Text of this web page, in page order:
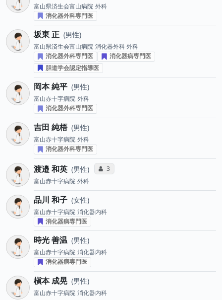
富山県済生会富山病院 外科
消化器外科専門医
坂東 正 男性
富山県済生会富山病院 消化器外科 外科
消化器外科専門医
消化器病専門医
胆道学会認定指導医
岡本 純平 男性
富山赤十字病院 外科
消化器外科専門医
吉田 純梧 男性
富山赤十字病院 外科
消化器外科専門医
渡邉 和英 男性 コミュニケーション・タイプ投票数
3
富山赤十字病院 外科
品川 和子 女性
富山赤十字病院 消化器内科
消化器病専門医
時光 善温 男性
富山赤十字病院 消化器内科
消化器病専門医
槇本 成晃 男性
富山赤十字病院 消化器内科